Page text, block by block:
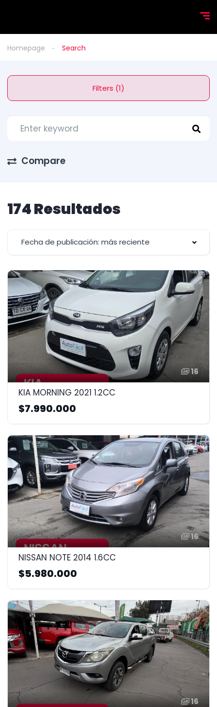
Homepage Search
Filters (1)
Compare
174 Resultados
Fecha de publicación: más reciente
16
KIA MORNING 2021 1.2CC
$7.990.000
16
NISSAN NOTE 2014 1.6CC
$5.980.000
16